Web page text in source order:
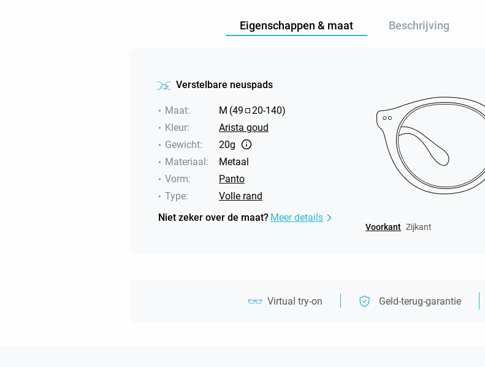
Eigenschappen & maat Beschrijving
Verstelbare neuspads
Maat: M (49 20-140)
Kleur:
Arista goud
Gewicht:
20g
Materiaal:
Metaal
Vorm:
Panto
Type:
Volle rand
Niet zeker over de maat? Meer details
Voorkant Zijkant
Virtual try-on Geld-terug-garantie